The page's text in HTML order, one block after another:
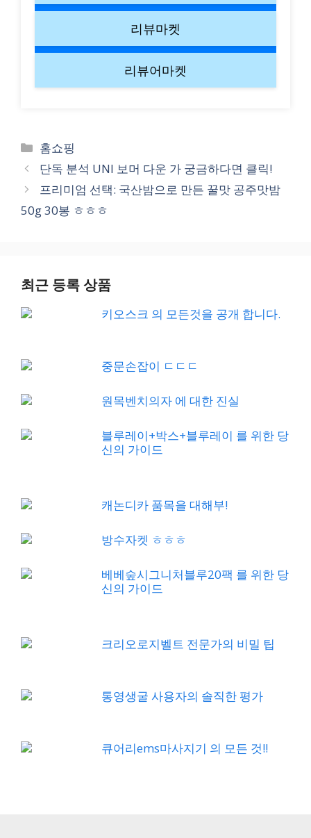
리뷰마켓
리뷰어마켓
Categories
홈쇼핑
단독 분석 UNI 보머 다운 가 궁금하다면 클릭!
프리미엄 선택: 국산밤으로 만든 꿀맛 공주맛밤
50g 30봉 ㅎㅎㅎ
최근 등록 상품
키오스크 의 모든것을 공개 합니다.
중문손잡이 ㄷㄷㄷ
원목벤치의자 에 대한 진실
블루레이+박스+블루레이 를 위한 당
신의 가이드
캐논디카 품목을 대해부!
방수자켓 ㅎㅎㅎ
베베숲시그니처블루20팩 를 위한 당
신의 가이드
크리오로지벨트 전문가의 비밀 팁
통영생굴 사용자의 솔직한 평가
큐어리ems마사지기 의 모든 것!!